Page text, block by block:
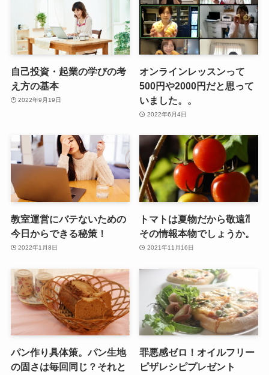
自己投資・起業の学びの考
え方の基本
2022年9月19日
オンラインレッスンって
500円や2000円だと思って
いました。。
2022年6月4日
教室運営にバテないための
今日からできる秘策！
2022年1月8日
トマトは夏物だから敬遠⁈
その情報本物でしょうか。
2021年11月16日
パン作り具体策。パン生地
の固さは毎回同じ？それと
罪悪感ゼロ！オイルフリー
ピザレシピプレゼント